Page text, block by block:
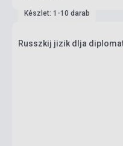
Készlet: 1-10 darab
Russzkij jizik dlja